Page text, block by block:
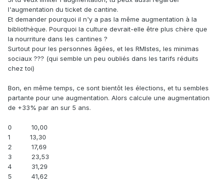
l'augmentation du ticket de cantine.
Et demander pourquoi il n'y a pas la même augmentation à la
bibliothèque. Pourquoi la culture devrait-elle être plus chère que
la nourriture dans les cantines ?
Surtout pour les personnes âgées, et les RMIstes, les minimas
sociaux ??? (qui semble un peu oubliés dans les tarifs réduits
chez toi)
Bon, en même temps, ce sont bientôt les élections, et tu sembles
partante pour une augmentation. Alors calcule une augmentation
de +33% par an sur 5 ans.
0 10,00
1 13,30
2 17,69
3 23,53
4 31,29
5 41,62